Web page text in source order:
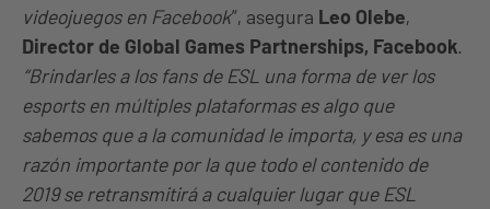
videojuegos en Facebook“, asegura Leo Olebe,
Director de Global Games Partnerships, Facebook.
“Brindarles a los fans de ESL una forma de ver los
esports en múltiples plataformas es algo que
sabemos que a la comunidad le importa, y esa es una
razón importante por la que todo el contenido de
2019 se retransmitirá a cualquier lugar que ESL